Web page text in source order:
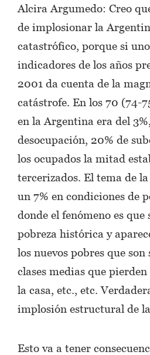
Alcira Argumedo: Creo
de implosionar la
catastrófico, porque si
indicadores de los años
2001 da cuenta de la
catástrofe. En los 70 (74-
en la Argentina era del
desocupación, 20% de
los ocupados la mitad
tercerizados. El tema de
un 7% en condiciones de
donde el fenómeno es que
pobreza histórica y
los nuevos pobres que son
clases medias que
la casa, etc., etc.
implosión estructural de
Esto va a tener